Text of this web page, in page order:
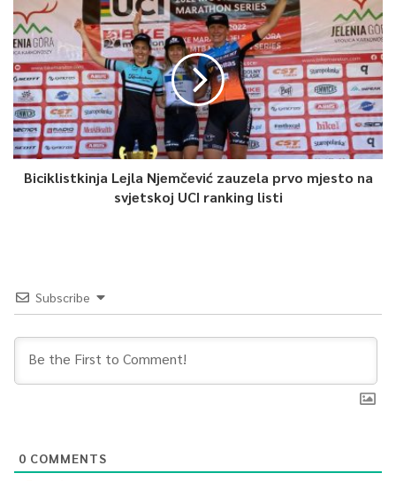
Biciklistkinja Lejla Njemčević zauzela prvo mjesto na
svjetskoj UCI ranking listi
Subscribe
0 COMMENTS